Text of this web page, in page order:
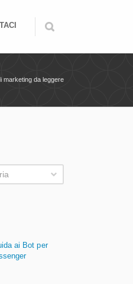
marketing da leggere
ai Bot per